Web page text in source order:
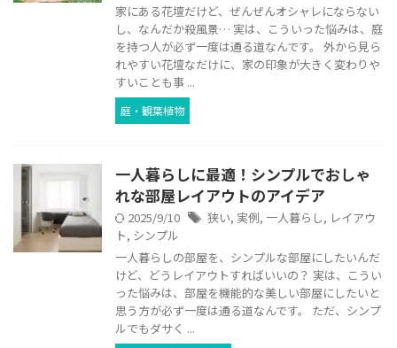
家にある花壇だけど、ぜんぜんオシャレにならない
し、なんだか殺風景… 実は、こういった悩みは、庭
を持つ人が必ず一度は通る道なんです。 外から見ら
れやすい花壇なだけに、家の印象が大きく変わりや
すいことも事 ...
庭・観葉植物
一人暮らしに最適！シンプルでおしゃ
れな部屋レイアウトのアイデア
2025/9/10 狭い, 実例, 一人暮らし, レイアウ
ト, シンプル
一人暮らしの部屋を、シンプルな部屋にしたいんだ
けど、どうレイアウトすればいいの？ 実は、こうい
った悩みは、部屋を機能的な美しい部屋にしたいと
思う方が必ず一度は通る道なんです。 ただ、シンプ
ルでもダサく ...